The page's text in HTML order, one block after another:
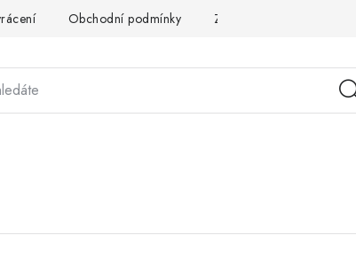
Obchodní podmínky Zpracování osobních údajů